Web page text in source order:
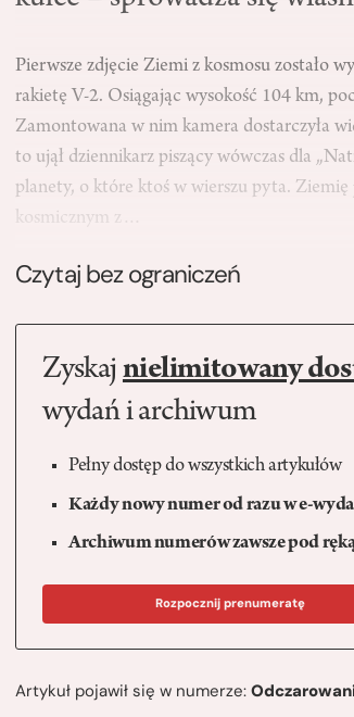
Pierwsze zdjęcie Ziemi z kosmosu zostało
rakietę V-2. Osiągając wysokość 104 km,
Zamontowana w nim kamera dostarczyła
to ujął dziennikarz piszący wówczas dla
planety, o które ktoś w wierszu pyta.
kosmicznym z…
Czytaj bez ograniczeń
Zyskaj nielimitowany
wydań i archiwum
Pełny dostęp do wszystkich artykułów
Każdy nowy numer od razu w e-
Archiwum numerów zawsze pod
Rozpocznij prenumeratę
Artykuł pojawił się w numerze: